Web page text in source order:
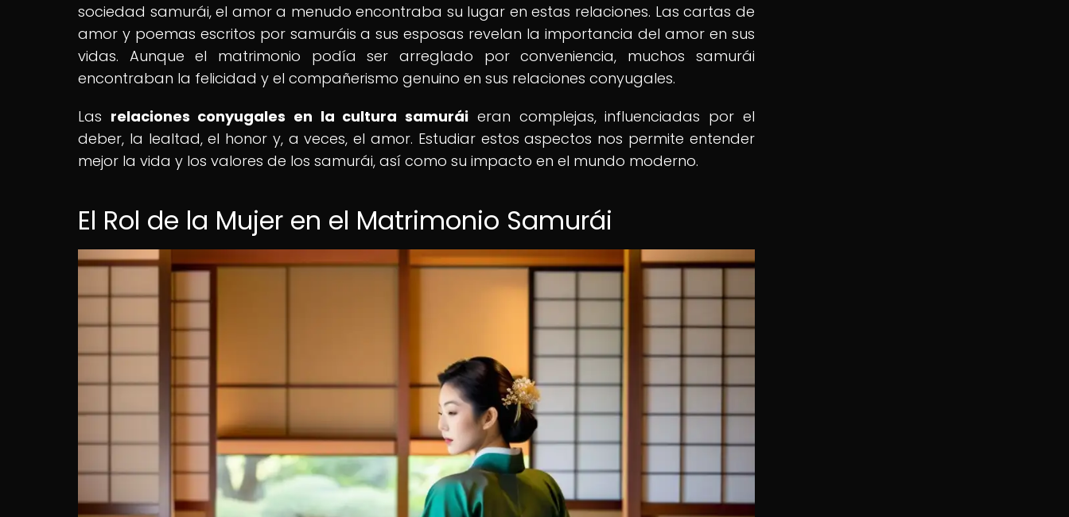
sociedad samurái, el amor a menudo encontraba su lugar en estas relaciones. Las cartas de
amor y poemas escritos por samuráis a sus esposas revelan la importancia del amor en sus
vidas. Aunque el matrimonio podía ser arreglado por conveniencia, muchos samurái
encontraban la felicidad y el compañerismo genuino en sus relaciones conyugales.
Las relaciones conyugales en la cultura samurái eran complejas, influenciadas por el
deber, la lealtad, el honor y, a veces, el amor. Estudiar estos aspectos nos permite entender
mejor la vida y los valores de los samurái, así como su impacto en el mundo moderno.
El Rol de la Mujer en el Matrimonio Samurái